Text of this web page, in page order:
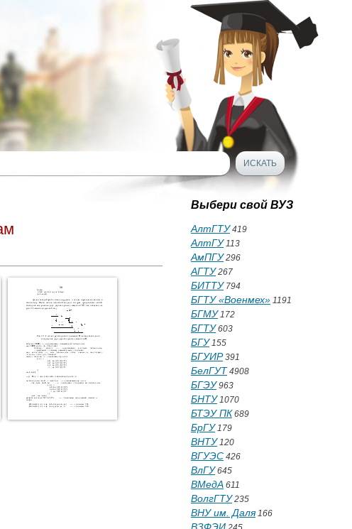
Выбери свой ВУЗ
АлтГТУ419
АлтГУ113
АмПГУ296
АГТУ267
БИТТУ794
БГТУ «Военмех» 1191
БГМУ172
БГТУ603
БГУ155
БГУИР391
БелГУТ 4908
БГЭУ963
БНТУ1070
БТЭУ ПК 689
БрГУ179
ВНТУ120
ВГУЭС 426
ВлГУ645
ВМедА 611
ВолгГТУ235
ВНУ им. Даля166